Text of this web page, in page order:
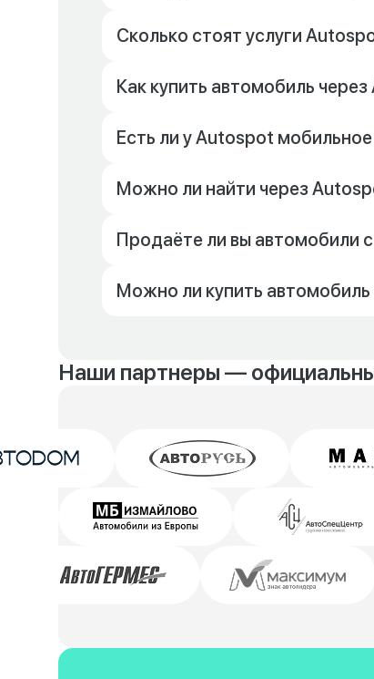
Сколько стоят услуги
Как купить автомобиль
Есть ли у Autospot
Можно ли найти через
Продаёте ли вы автомобили
Можно ли купить
Наши партнеры —